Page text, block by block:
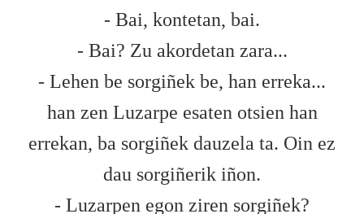
- Bai, kontetan, bai.
- Bai? Zu akordetan zara...
- Lehen be sorgiñek be, han erreka...
han zen Luzarpe esaten otsien han
errekan, ba sorgiñek dauzela ta. Oin ez
dau sorgiñerik iñon.
- Luzarpen egon ziren sorgiñek?